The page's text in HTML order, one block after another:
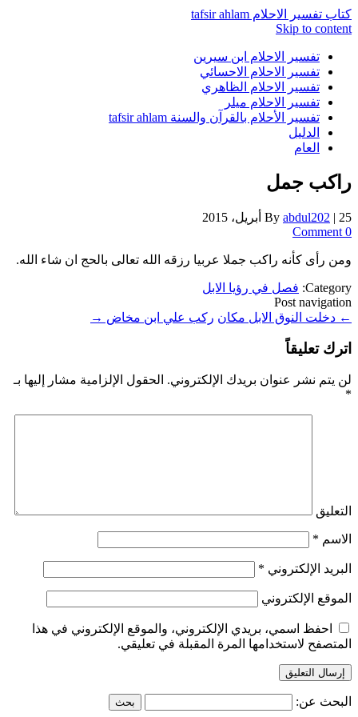
كتاب تفسير الاحلام tafsir ahlam
Skip to content
تفسير الاحلام ابن سيرين
تفسير الاحلام الاحسائي
تفسير الاحلام الظاهري
تفسير الاحلام ميلر
تفسير الأحلام بالقرآن والسنة tafsir ahlam
الدليل
العام
راكب جمل
By abdul202 | 25 أبريل، 2015
0 Comment
ومن رأى كأنه راكب جملا عربيا رزقه الله تعالى بالحج ان شاء الله.
Category: فصل في رؤيا الابل
Post navigation
← دخلت النوق الابل مكان ركب علي ابن مخاض →
اترك تعليقاً
لن يتم نشر عنوان بريدك الإلكتروني. الحقول الإلزامية مشار إليها بـ
*
التعليق
الاسم *
البريد الإلكتروني *
الموقع الإلكتروني
احفظ اسمي، بريدي الإلكتروني، والموقع الإلكتروني في هذا
المتصفح لاستخدامها المرة المقبلة في تعليقي.
البحث عن: